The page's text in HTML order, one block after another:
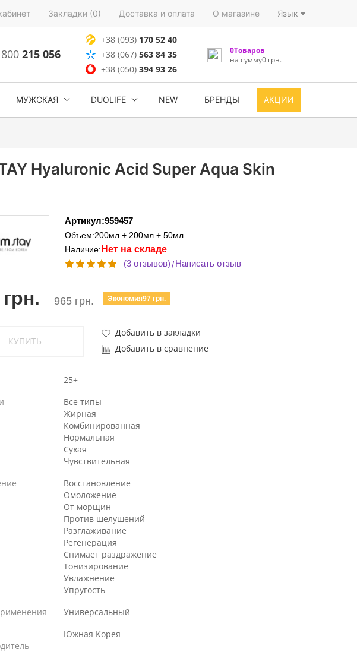
Закладки (0) Доставка и оплата О магазине Язык
800215 056
+38 (093) 170 52 40
+38 (067) 563 84 35
+38 (050)394 93 26
0Товаров
на сумму0 грн.
МУЖСКАЯ DUOLIFE NEW БРЕНДЫ АКЦИИ
Hyaluronic Acid Super Aqua Skin
Артикул:959457
Объем:200мл + 200мл + 50мл
Наличие: Нет на складе
(3 отзывов)/Написать отзыв
965 грн. Экономия97 грн.
КУПИТЬ
Добавить в закладки
Добавить в сравнение
25+
Все типы
Жирная
Комбинированная
Нормальная
Сухая
Чувствительная
Восстановление
Омоложение
От морщин
Против шелушений
Разглаживание
Регенерация
Снимает раздражение
Тонизирование
Увлажнение
Упругость
Универсальный
Южная Корея